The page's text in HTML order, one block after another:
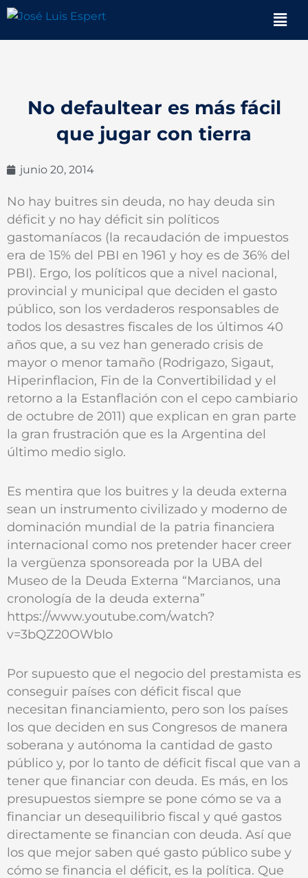
contenido
No defaultear es más fácil
que jugar con tierra
junio 20, 2014
No hay buitres sin deuda, no hay deuda sin
déficit y no hay déficit sin políticos
gastomaníacos (la recaudación de impuestos
era de 15% del PBI en 1961 y hoy es de 36% del
PBI). Ergo, los políticos que a nivel nacional,
provincial y municipal que deciden el gasto
público, son los verdaderos responsables de
todos los desastres fiscales de los últimos 40
años que, a su vez han generado crisis de
mayor o menor tamaño (Rodrigazo, Sigaut,
Hiperinflacion, Fin de la Convertibilidad y el
retorno a la Estanflación con el cepo cambiario
de octubre de 2011) que explican en gran parte
la gran frustración que es la Argentina del
último medio siglo.
Es mentira que los buitres y la deuda externa
sean un instrumento civilizado y moderno de
dominación mundial de la patria financiera
internacional como nos pretender hacer creer
la vergüenza sponsoreada por la UBA del
Museo de la Deuda Externa “Marcianos, una
cronología de la deuda externa”
https://www.youtube.com/watch?
v=3bQZ20OWbIo
Por supuesto que el negocio del prestamista es
conseguir países con déficit fiscal que
necesitan financiamiento, pero son los países
los que deciden en sus Congresos de manera
soberana y autónoma la cantidad de gasto
público y, por lo tanto de déficit fiscal que van a
tener que financiar con deuda. Es más, en los
presupuestos siempre se pone cómo se va a
financiar un desequilibrio fiscal y qué gastos
directamente se financian con deuda. Así que
los que mejor saben qué gasto público sube y
cómo se financia el déficit, es la política. Que